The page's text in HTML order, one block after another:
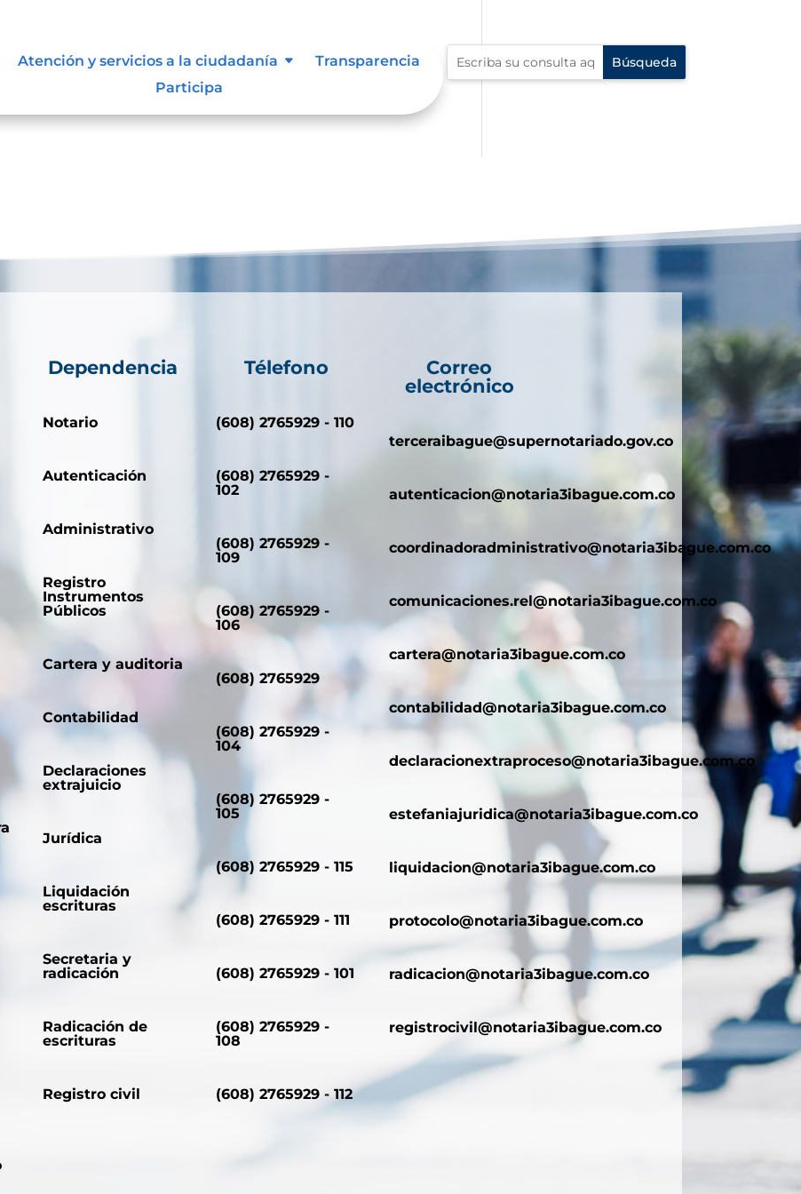
Atención y servicios a la ciudadanía
Transparencia
Participa
Dependencia
Notario
Autenticación
Administrativo
Registro
Instrumentos
Públicos
Cartera y auditoria
Contabilidad
Declaraciones
extrajuicio
Jurídica
Liquidación
escrituras
Secretaria y
radicación
Radicación de
escrituras
Registro civil
Télefono
(608) 2765929 - 110
(608) 2765929 -
102
(608) 2765929 -
109
(608) 2765929 -
106
(608) 2765929
(608) 2765929 -
104
(608) 2765929 -
105
(608) 2765929 - 115
(608) 2765929 - 111
(608) 2765929 - 101
(608) 2765929 -
108
(608) 2765929 - 112
Correo
electrónico
terceraibague@supernotariado.gov.co
autenticacion@notaria3ibague.com.co
coordinadoradministrativo@notaria3ibague.com.co
comunicaciones.rel@notaria3ibague.com.co
cartera@notaria3ibague.com.co
contabilidad@notaria3ibague.com.co
declaracionextraproceso@notaria3ibague.com.co
estefaniajuridica@notaria3ibague.com.co
liquidacion@notaria3ibague.com.co
protocolo@notaria3ibague.com.co
radicacion@notaria3ibague.com.co
registrocivil@notaria3ibague.com.co